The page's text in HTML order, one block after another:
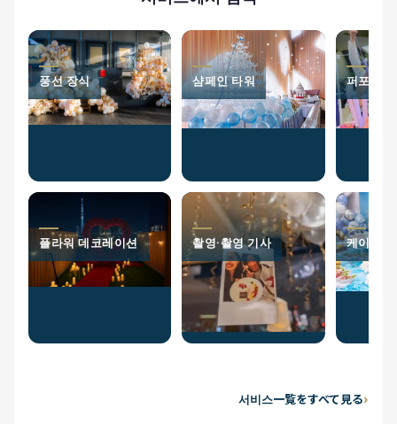
풍선 장식
플라워 데코레이션
샴페인 타워
촬영·촬영 기사
퍼포머
케이터링
서비스一覧をすべて見る